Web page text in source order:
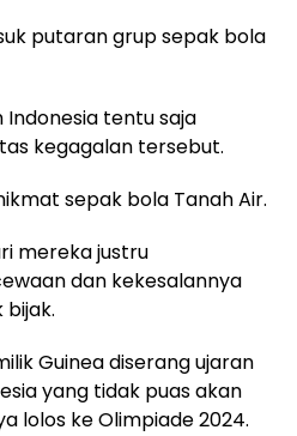
putaran grup sepak bola
tentu saja
kegagalan tersebut.
sepak bola Tanah Air.
mereka justru
dan kekesalannya
Guinea diserang ujaran
yang tidak puas akan
lolos ke Olimpiade 2024.